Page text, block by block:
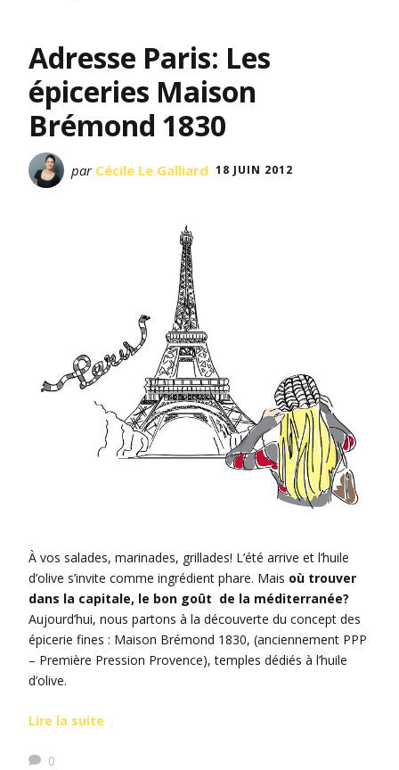
Adresse Paris: Les
épiceries Maison
Brémond 1830
par Cécile Le Galliard 18 JUIN 2012
À vos salades, marinades, grillades! L’été arrive et l’huile
d’olive s’invite comme ingrédient phare. Mais où trouver
dans la capitale, le bon goût de la méditerranée?
Aujourd’hui, nous partons à la découverte du concept des
épicerie fines : Maison Brémond 1830, (anciennement PPP
– Première Pression Provence), temples dédiés à l’huile
d’olive.
Lire la suite
0